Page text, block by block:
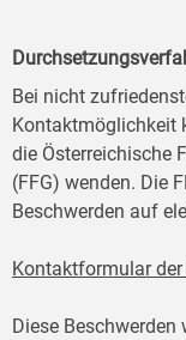
Bei nicht
Kontaktmöglichkeit
die Österreichische
(FFG) wenden. Die
Beschwerden auf
Kontaktformular
Diese Beschwerden